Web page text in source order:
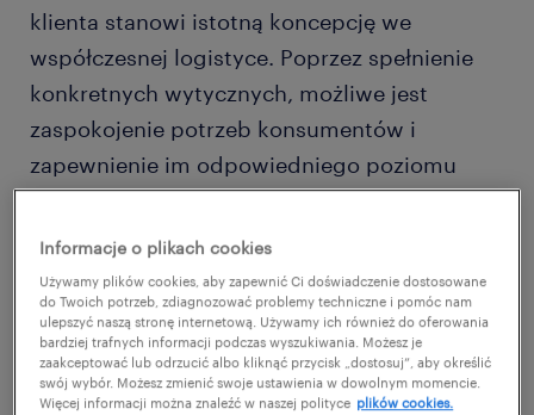
klienta stanowi istotną koncepcję we
współczesnej logistyce. Poprzez spełnienie
konkretnych wytycznych, możliwe jest
zaspokojenie potrzeb konsumentów i
zapewnienie im odpowiedniego poziomu
satysfakcji.
Czym jest obsługa klienta?
Obsługa klienta to dość złożony proces.
Zachodzi on między dwoma stronami:
dostawcą i odbiorcą. Pod pojęciem obsługi
Informacje o plikach cookies
Używamy plików cookies, aby zapewnić Ci doświadczenie dostosowane
do Twoich potrzeb, zdiagnozować problemy techniczne i pomóc nam
ulepszyć naszą stronę internetową. Używamy ich również do oferowania
bardziej trafnych informacji podczas wyszukiwania. Możesz je
zaakceptować lub odrzucić albo kliknąć przycisk „dostosuj”, aby określić
swój wybór. Możesz zmienić swoje ustawienia w dowolnym momencie.
Więcej informacji można znaleźć w naszej polityce plików cookies.